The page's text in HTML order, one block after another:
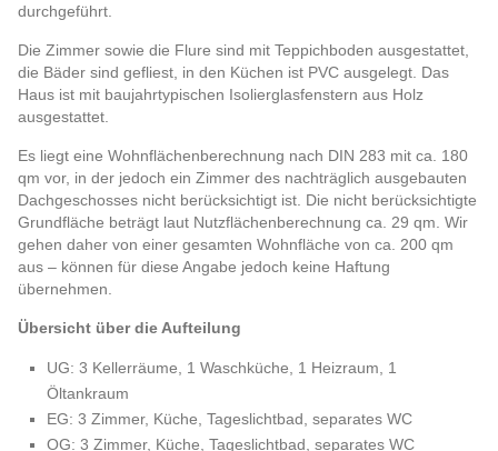
durchgeführt.
Die Zimmer sowie die Flure sind mit Teppichboden ausgestattet,
die Bäder sind gefliest, in den Küchen ist PVC ausgelegt. Das
Haus ist mit baujahrtypischen Isolierglasfenstern aus Holz
ausgestattet.
Es liegt eine Wohnflächenberechnung nach DIN 283 mit ca. 180
qm vor, in der jedoch ein Zimmer des nachträglich ausgebauten
Dachgeschosses nicht berücksichtigt ist. Die nicht berücksichtigte
Grundfläche beträgt laut Nutzflächenberechnung ca. 29 qm. Wir
gehen daher von einer gesamten Wohnfläche von ca. 200 qm
aus – können für diese Angabe jedoch keine Haftung
übernehmen.
Übersicht über die Aufteilung
UG: 3 Kellerräume, 1 Waschküche, 1 Heizraum, 1
Öltankraum
EG: 3 Zimmer, Küche, Tageslichtbad, separates WC
OG: 3 Zimmer, Küche, Tageslichtbad, separates WC